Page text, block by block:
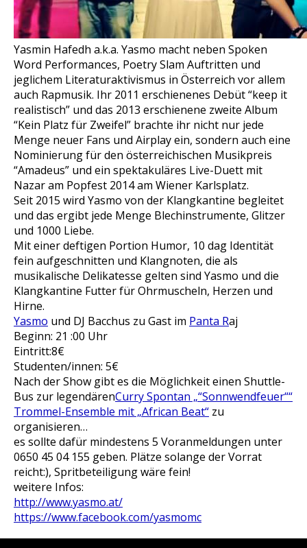
Yasmin Hafedh a.k.a. Yasmo macht neben Spoken
Word Performances, Poetry Slam Auftritten und
jeglichem Literaturaktivismus in Österreich vor allem
auch Rapmusik. Ihr 2011 erschienenes Debüt “keep it
realistisch” und das 2013 erschienene zweite Album
“Kein Platz für Zweifel” brachte ihr nicht nur jede
Menge neuer Fans und Airplay ein, sondern auch eine
Nominierung für den österreichischen Musikpreis
“Amadeus” und ein spektakuläres Live-Duett mit
Nazar am Popfest 2014 am Wiener Karlsplatz.
Seit 2015 wird Yasmo von der Klangkantine begleitet
und das ergibt jede Menge Blechinstrumente, Glitzer
und 1000 Liebe.
Mit einer deftigen Portion Humor, 10 dag Identität
fein aufgeschnitten und Klangnoten, die als
musikalische Delikatesse gelten sind Yasmo und die
Klangkantine Futter für Ohrmuscheln, Herzen und
Hirne.
Yasmo und DJ Bacchus zu Gast im Panta Raj
Beginn: 21 :00 Uhr
Eintritt:8€
Studenten/innen: 5€
Nach der Show gibt es die Möglichkeit einen Shuttle-
Bus zur legendärenCurry Spontan „“Sonnwendfeuer““
Trommel-Ensemble mit „African Beat“ zu
organisieren…
es sollte dafür mindestens 5 Voranmeldungen unter
0650 45 04 155 geben. Plätze solange der Vorrat
reicht:), Spritbeteiligung wäre fein!
weitere Infos:
http://www.yasmo.at/
https://www.facebook.com/yasmomc